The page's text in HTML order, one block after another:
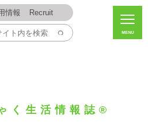
情報 Recruit
MENU
く生活情報誌®